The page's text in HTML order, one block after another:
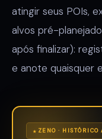
atingir seus POIs,
alvos pré-
após finalizar):
e anote quaisquer
ZENO · HISTÓRICO